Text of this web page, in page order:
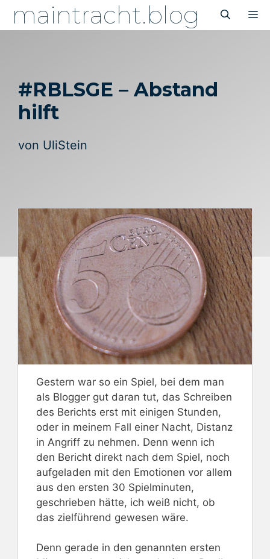
Inhaltmaintracht.blog
#RBLSGE – Abstand
hilft
von UliStein
Gestern war so ein Spiel, bei dem man
als Blogger gut daran tut, das Schreiben
des Berichts erst mit einigen Stunden,
oder in meinem Fall einer Nacht, Distanz
in Angriff zu nehmen. Denn wenn ich
den Bericht direkt nach dem Spiel, noch
aufgeladen mit den Emotionen vor allem
aus den ersten 30 Spielminuten,
geschrieben hätte, ich weiß nicht, ob
das zielführend gewesen wäre.
Denn gerade in den genannten ersten